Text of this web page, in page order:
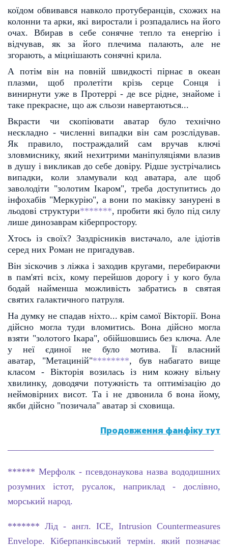
коїдом обвивався навколо протуберанців, схожих на
колонни та арки, які виростали і розпадались на його
очах. Вбирав в себе сонячне тепло та енергію і
відчував, як за його плечима палають, але не
згорають, а міцнішають сонячні крила.
А потім він на повній швидкості пірнає в океан
плазми, щоб пролетіти крізь серце Сонця і
винирнути уже в Протеррі - де все рідне, знайоме і
таке прекрасне, що аж сльози навертаються...
Вкрасти чи скопіювати аватар було технічно
нескладно - численні випадки він сам розслідував.
Як правило, постраждалий сам вручав ключі
зловмиснику, який нехитрими маніпуляціями влазив
в душу і викликав до себе довіру. Рідше зустрічались
випадки, коли зламували код аватара, але щоб
заволодіти "золотим Ікаром", треба доступитись до
інфохабів "Меркурію", а вони по маківку занурені в
льодові структури*******, пробити які було під силу
лише динозаврам кіберпростору.
Хтось із своїх? Заздрісників вистачало, але ідіотів
серед них Роман не пригадував.
Він зіскочив з ліжка і заходив кругами, перебираючи
в пам'яті всіх, кому перейшов дорогу і у кого була
бодай найменша можливість забратись в святая
святих галактичного патруля.
На думку не спадав ніхто... крім самої Вікторії. Вона
дійсно могла туди вломитись. Вона дійсно могла
взяти "золотого Ікара", обійшовшись без ключа. Але
у неї єдиної не було мотива. Її власний
аватар, "Метациній"********, був набагато вище
класом - Вікторія возилась із ним кожну вільну
хвилинку, доводячи потужність та оптимізацію до
неймовірних висот. Та і не дзвонила б вона йому,
якби дійсно "позичала" аватар зі сховища.
Продовження фанфіку тут
****** Мерфолк - псевдонаукова назва вододишних
розумних істот, русалок, наприклад - дослівно,
морський народ.
*******Лід - англ. ICE, Intrusion Countermeasures
Envelope. Кіберпанківський термін. який позначає